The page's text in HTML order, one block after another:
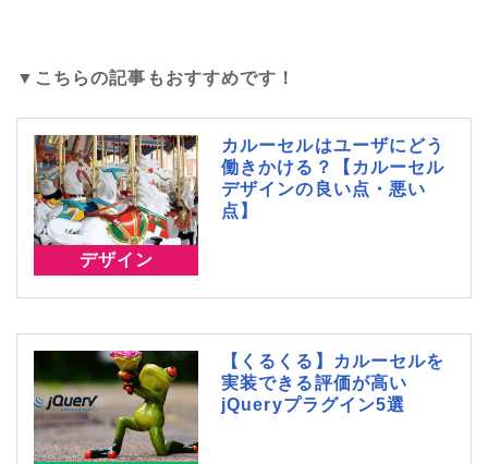
▼こちらの記事もおすすめです！
デザイン
カルーセルはユーザにどう
働きかける？【カルーセル
デザインの良い点・悪い
点】
【くるくる】カルーセルを
実装できる評価が高い
jQueryプラグイン5選